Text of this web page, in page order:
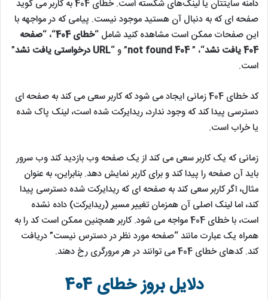
دامنه سایتتان یا لینک‌های شکسته است. خطای 404 به کاربر می گوید
صفحه ای که به دنبال آن هستید موجود نیست. پیامی که در مواجهه با
این صفحات ممکن است مشاهده کنید شامل “خطای 404 “، “صفحه
404 یافت نشد
“، ”404 not found ” و “URL درخواستی یافت نشد
”
است.
کد خطای 404 زمانی ایجاد می شود که کاربر سعی می کند به صفحه ای
دسترسی پیدا کند که وجود ندارد، ریدایرکت شده است، لینک پاک شده
یا خراب است.
زمانی که یک کاربر سعی می کند از یک صفحه وب بازدید کند وب سرور
باید آن صفحه را پیدا کند و برای کاربر نمایش دهد. بنابراین، به عنوان
مثال، اگر کاربر سعی کند به صفحه ای که ریدایرکت شده دسترسی پیدا
کند، اما لینک اصلی آن همزمان تغییر مسیر (ریدایرکت) داده نشده
است، با خطای 404 مواجه می شود. کاربر همچنین ممکن است کد را به
همراه یک عبارت مانند “صفحه مورد نظر در دسترس نیست” دریافت
کند. کدهای خطای 404 می توانند در هر مرورگری رخ دهند.
دلایل بروز خطای 404